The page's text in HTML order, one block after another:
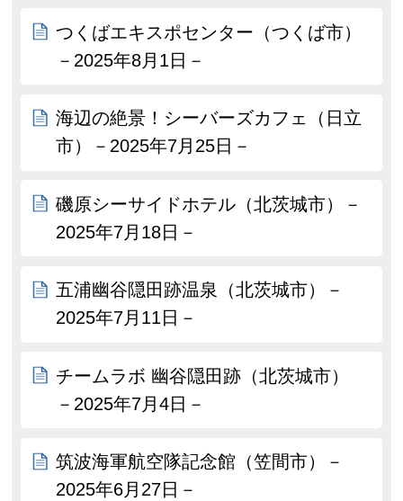
つくばエキスポセンター（つくば市）
－2025年8月1日－
海辺の絶景！シーバーズカフェ（日立
市）－2025年7月25日－
磯原シーサイドホテル（北茨城市）－
2025年7月18日－
五浦幽谷隠田跡温泉（北茨城市）－
2025年7月11日－
チームラボ 幽谷隠田跡（北茨城市）
－2025年7月4日－
筑波海軍航空隊記念館（笠間市）－
2025年6月27日－